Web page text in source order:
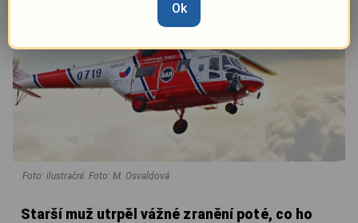
Foto: ilustrační. Foto: M. Osvaldová
Starší muž utrpěl vážné zranění poté, co ho
Ok